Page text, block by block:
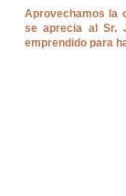
Aprovechamos la
se aprecia al Sr.
emprendido para